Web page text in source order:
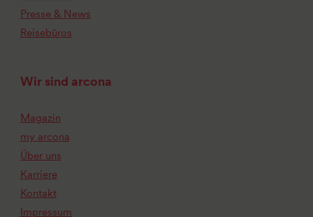
Presse & News
Reisebüros
Wir sind arcona
Magazin
my arcona
Über uns
Karriere
Kontakt
Impressum